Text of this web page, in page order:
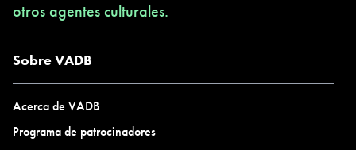
otros agentes culturales.
Sobre VADB
Acerca de VADB
Programa de patrocinadores